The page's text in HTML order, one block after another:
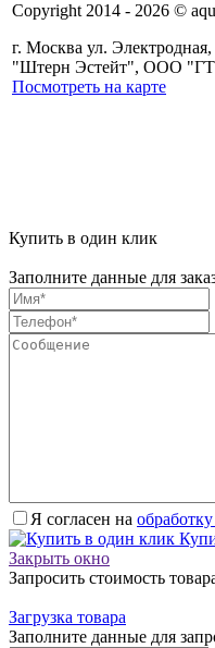
Copyright 2014 - 2026 ©
г. Москва ул.
"Штерн Эстейт", ООО
Посмотреть на карте
Купить в один клик
Заполните данные для
Я согласен на
Закрыть окно
Запросить стоимость
Загрузка товара
Заполните данные для